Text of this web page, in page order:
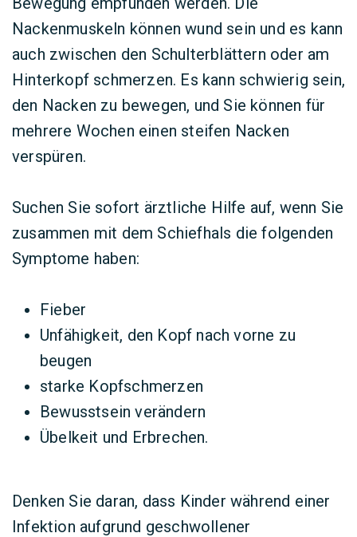
Nackenmuskeln können wund sein und es kann
auch zwischen den Schulterblättern oder am
Hinterkopf schmerzen. Es kann schwierig sein,
den Nacken zu bewegen, und Sie können für
mehrere Wochen einen steifen Nacken
verspüren.
Suchen Sie sofort ärztliche Hilfe auf, wenn Sie
zusammen mit dem Schiefhals die folgenden
Symptome haben:
Fieber
Unfähigkeit, den Kopf nach vorne zu
beugen
starke Kopfschmerzen
Bewusstsein verändern
Übelkeit und Erbrechen.
Denken Sie daran, dass Kinder während einer
Infektion aufgrund geschwollener